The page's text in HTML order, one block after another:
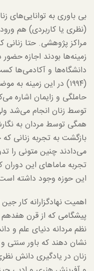
بی باوری به توانایی‌های
(نظری یا کاربردی) هم
مراکز پژوهشی. حتا
زمینه‌ها بودند اجازه
دانشگاه‌ها و آکادمی‌ها
(۱۹۹۴) در این زمینه
حاملگی و زایمان اشاره
توسط زنان انجام می‌شد
همگی توسط مردان به
بازگشت به تجربه زنانی
می‌دادند چنین متونی را
تجربه ماماهای این
این حوزه وجود داشته است (۱۹۹۴، ص
اهمیت نهادگزارانه کار
پیشگامی که از قرن
نظم مردانه دنیای علم و
نشان دهند که باور سنتی و
زنان در یادگیری دانش